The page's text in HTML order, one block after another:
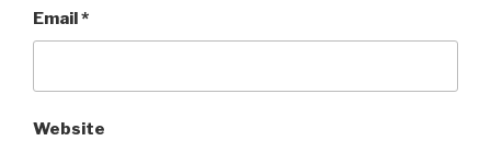
Email*
Website